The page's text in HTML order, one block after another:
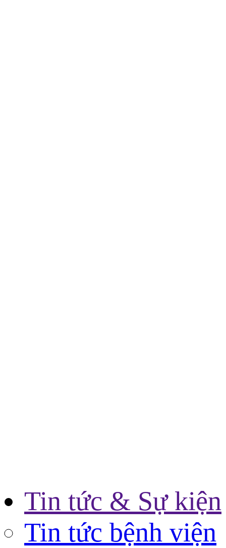
Tin tức & Sự kiện
Tin tức bệnh viện